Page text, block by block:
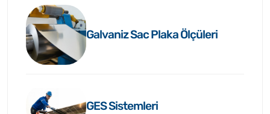
Galvaniz Sac Plaka Ölçüleri
GES Sistemleri